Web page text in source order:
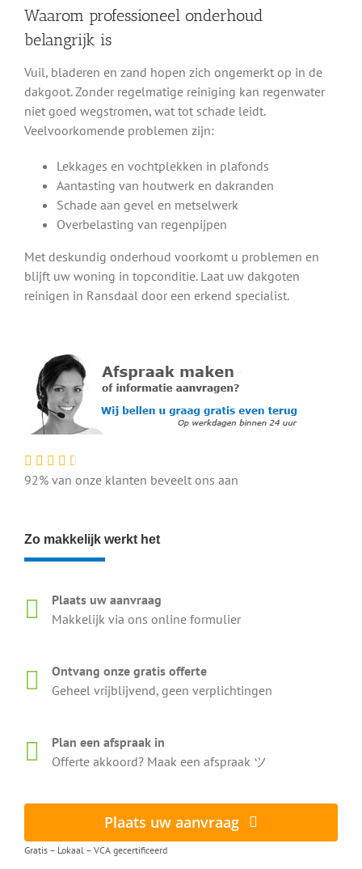
Waarom professioneel onderhoud
belangrijk is
Vuil, bladeren en zand hopen zich ongemerkt op in de
dakgoot. Zonder regelmatige reiniging kan regenwater
niet goed wegstromen, wat tot schade leidt.
Veelvoorkomende problemen zijn:
Lekkages en vochtplekken in plafonds
Aantasting van houtwerk en dakranden
Schade aan gevel en metselwerk
Overbelasting van regenpijpen
Met deskundig onderhoud voorkomt u problemen en
blijft uw woning in topconditie. Laat uw dakgoten
reinigen in Ransdaal door een erkend specialist.
92% van onze klanten beveelt ons aan
Zo makkelijk werkt het
Plaats uw aanvraag
Makkelijk via ons online formulier
Ontvang onze gratis offerte
Geheel vrijblijvend, geen verplichtingen
Plan een afspraak in
Offerte akkoord? Maak een afspraak ツ
Plaats uw aanvraag
Gratis – Lokaal – VCA gecertificeerd